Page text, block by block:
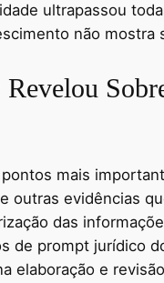
ultrapassou
não mostra
mais
evidências
das
de prompt jurídico
elaboração e